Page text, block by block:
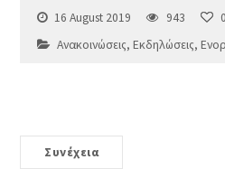
16 August 2019 943
0
Ανακοινώσεις,Εκδηλώσεις,
Συνέχεια